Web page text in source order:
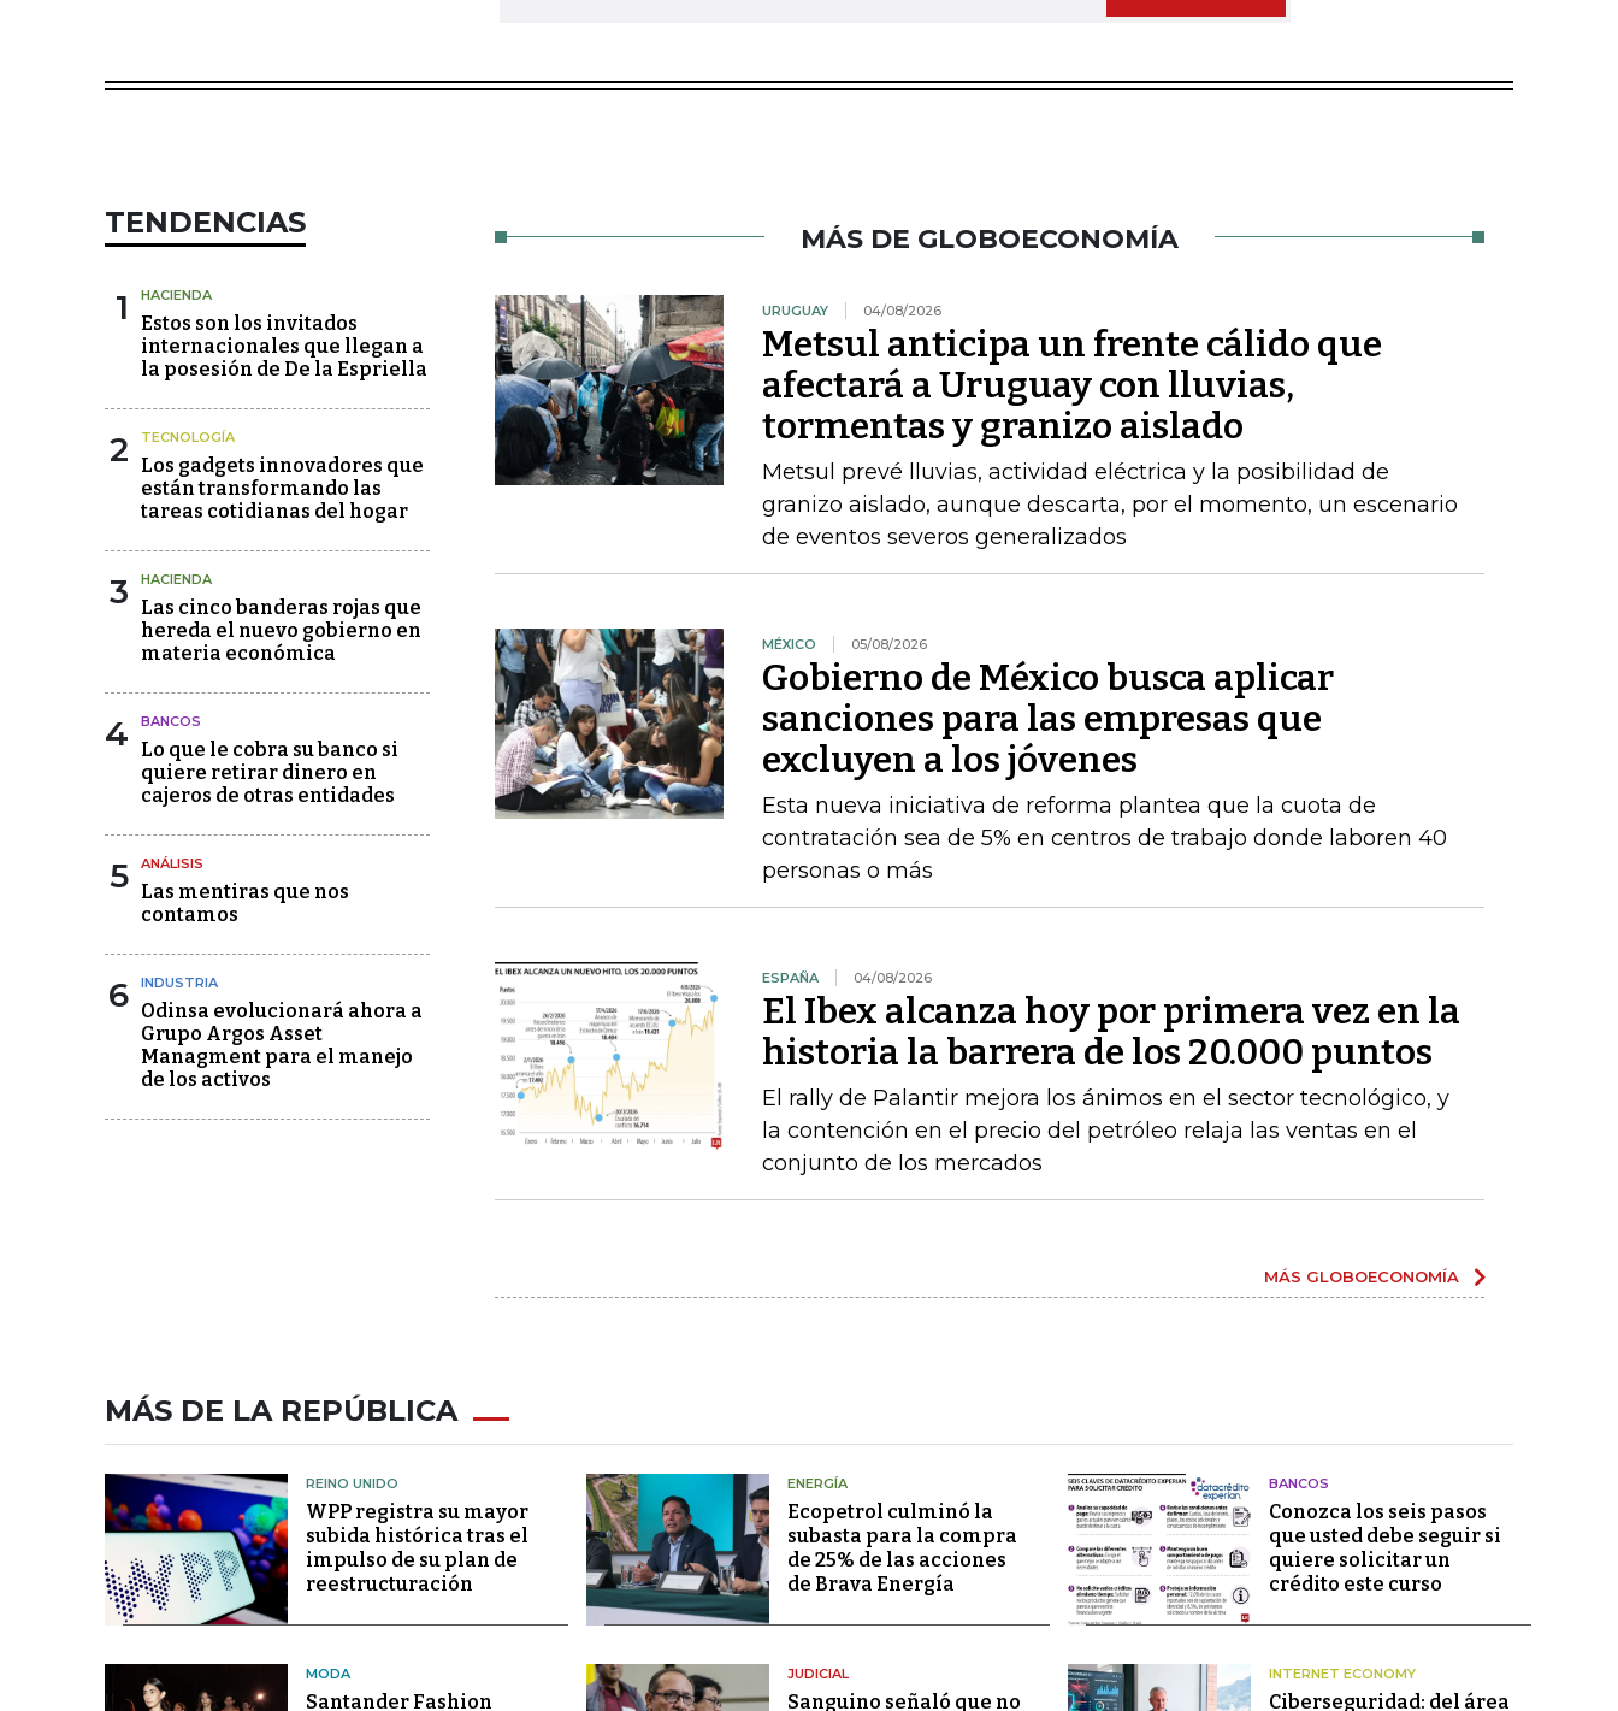
TENDENCIAS
1 HACIENDA
Estos son los invitados
internacionales que llegan a
la posesión de De la Espriella
2 TECNOLOGÍA
Los gadgets innovadores que
están transformando las
tareas cotidianas del hogar
3 HACIENDA
Las cinco banderas rojas que
hereda el nuevo gobierno en
materia económica
4 BANCOS
Lo que le cobra su banco si
quiere retirar dinero en
cajeros de otras entidades
5 ANÁLISIS
Las mentiras que nos
contamos
6 INDUSTRIA
Odinsa evolucionará ahora a
Grupo Argos Asset
Managment para el manejo
de los activos
MÁS DE GLOBOECONOMÍA
URUGUAY 04/08/2026
Metsul anticipa un frente cálido que
afectará a Uruguay con lluvias,
tormentas y granizo aislado
Metsul prevé lluvias, actividad eléctrica y la posibilidad de
granizo aislado, aunque descarta, por el momento, un escenario
de eventos severos generalizados
MÉXICO 05/08/2026
Gobierno de México busca aplicar
sanciones para las empresas que
excluyen a los jóvenes
Esta nueva iniciativa de reforma plantea que la cuota de
contratación sea de 5% en centros de trabajo donde laboren 40
personas o más
ESPAÑA 04/08/2026
El Ibex alcanza hoy por primera vez en la
historia la barrera de los 20.000 puntos
El rally de Palantir mejora los ánimos en el sector tecnológico, y
la contención en el precio del petróleo relaja las ventas en el
conjunto de los mercados
MÁS GLOBOECONOMÍA
MÁS DE LA REPÚBLICA
REINO UNIDO
WPP registra su mayor
subida histórica tras el
impulso de su plan de
reestructuración
ENERGÍA
Ecopetrol culminó la
subasta para la compra
de 25% de las acciones
de Brava Energía
BANCOS
Conozca los seis pasos
que usted debe seguir si
quiere solicitar un
crédito este curso
MODA
Santander Fashion
JUDICIAL
Sanguino señaló que no
INTERNET ECONOMY
Ciberseguridad: del área